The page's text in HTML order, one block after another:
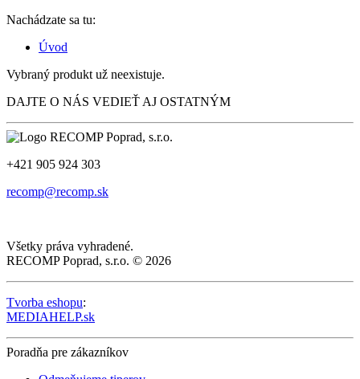
Nachádzate sa tu:
Úvod
Vybraný produkt už neexistuje.
DAJTE O NÁS VEDIEŤ AJ OSTATNÝM
+421 905 924 303
recomp@recomp.sk
Všetky práva vyhradené.
RECOMP Poprad, s.r.o. © 2026
Tvorba eshopu:
MEDIAHELP.sk
Poradňa pre zákazníkov